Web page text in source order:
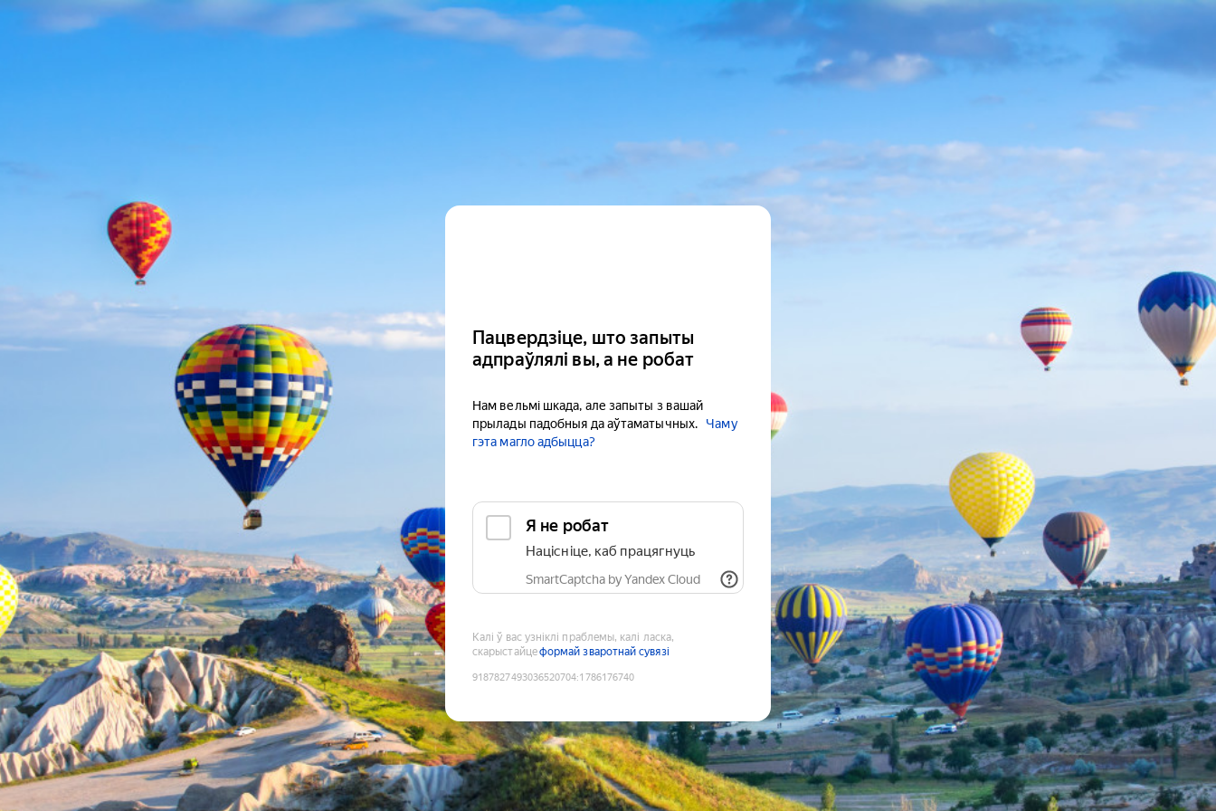
Пацвердзіце, што запыты
адпраўлялі вы, а не робат
Нам вельмі шкада, але запыты з вашай
прылады падобныя да аўтаматычных.
Чаму
гэта магло адбыцца?
Я не робат
Націсніце, каб працягнуць
SmartCaptcha by Yandex Cloud
Калі ў вас узніклі праблемы, калі ласка,
скарыстайцеформай зваротнай сувязі
9187827493036520704:1786176740